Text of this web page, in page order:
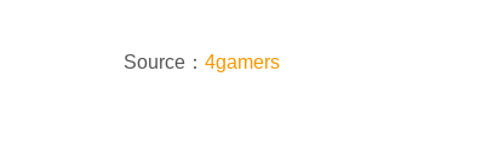
Source： 4gamers